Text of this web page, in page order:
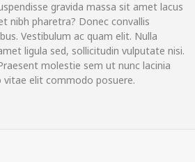
gravida massa sit amet lacus
nibh pharetra? Donec convallis
Vestibulum ac quam elit. Nulla
ligula sed, sollicitudin vulputate nisi.
molestie sem ut nunc lacinia
vitae elit commodo posuere.